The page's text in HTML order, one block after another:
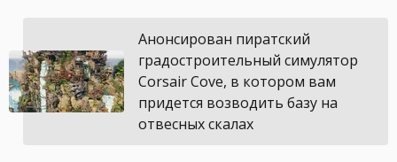
Анонсирован пиратский
градостроительный симулятор
Corsair Cove, в котором вам
придется возводить базу на
отвесных скалах